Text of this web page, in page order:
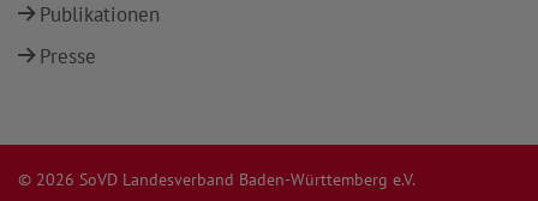
Publikationen
Presse
© 2026 SoVD Landesverband Baden-Württemberg e.V.